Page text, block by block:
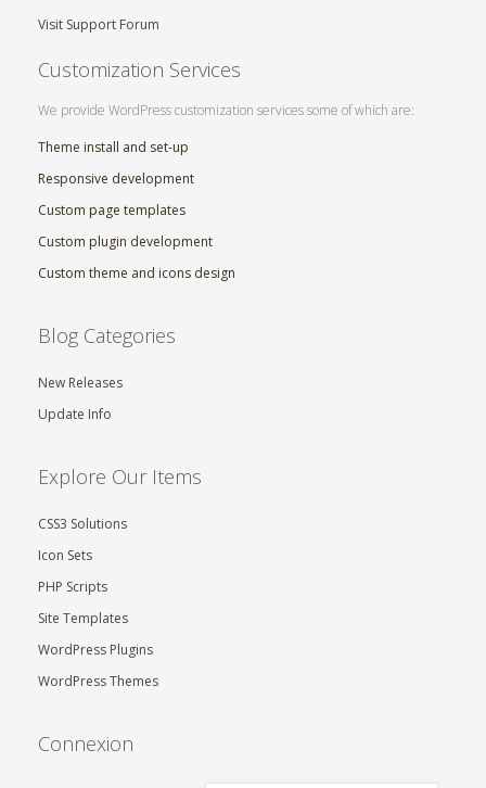
Visit Support Forum
Customization Services
We provide WordPress customization services some of which are:
Theme install and set-up
Responsive development
Custom page templates
Custom plugin development
Custom theme and icons design
Blog Categories
New Releases
Update Info
Explore Our Items
CSS3 Solutions
Icon Sets
PHP Scripts
Site Templates
WordPress Plugins
WordPress Themes
Connexion